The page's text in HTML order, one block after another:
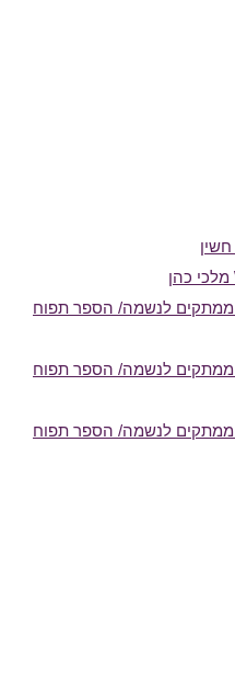
כהן
לנשמה/ הספר תפוח
לנשמה/ הספר תפוח
לנשמה/ הספר תפוח